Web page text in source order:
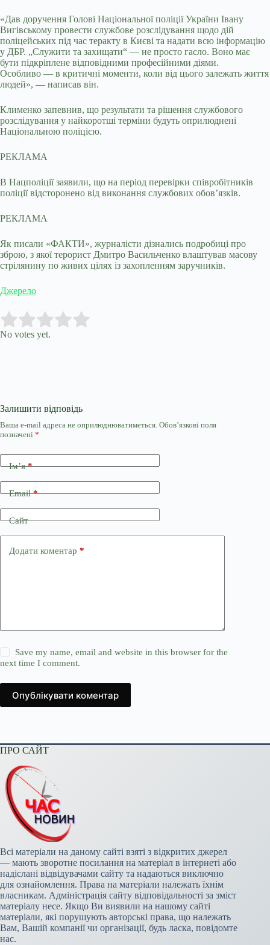
«Дав доручення Голові Національної поліції України Івану
Вигівському провести службове розслідування щодо дій
поліцейських під час теракту в Києві та надати всю інформацію
у ДБР. „Служити та захищати“ — не просто гасло. Воно має
бути підкріплене відповідними професійними діями.
Особливо — в критичні моменти, коли від цього залежать життя
людей», — написав він.
Клименко запевнив, що результати та рішення службового
розслідування у найкоротші терміни будуть оприлюднені
Національною поліцією.
РЕКЛАМА
В Нацполіції заявили, що на період перевірки співробітників
поліції відсторонено від виконання службових обов’язків.
РЕКЛАМА
Як писали «ФАКТИ», журналісти дізнались подробиці про
зброю, з якої терорист Дмитро Васильченко влаштував масову
стрілянину по живих цілях із захопленням заручників.
Джерело
Rate this item:
No votes yet.
Залишити відповідь
Ваша e-mail адреса не оприлюднюватиметься. Обов’язкові поля
позначені *
Ім’я*
Email*
Сайт
Додати коментар *
Save my name, email and website in this browser for the
next time I comment.
Опублікувати коментар
ПРО САЙТ
Всі матеріали на даному сайті взяті з відкритих джерел
— мають зворотне посилання на матеріал в інтернеті або
надіслані відвідувачами сайту та надаються виключно
для ознайомлення. Права на матеріали належать їхнім
власникам. Адміністрація сайту відповідальності за зміст
матеріалу несе. Якщо Ви виявили на нашому сайті
матеріали, які порушують авторські права, що належать
Вам, Вашій компанії чи організації, будь ласка, повідомте
нас.